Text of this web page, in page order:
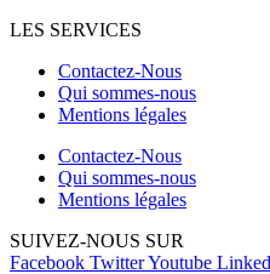
LES SERVICES
Contactez-Nous
Qui sommes-nous
Mentions légales
Contactez-Nous
Qui sommes-nous
Mentions légales
SUIVEZ-NOUS SUR
Facebook TwitterYoutube